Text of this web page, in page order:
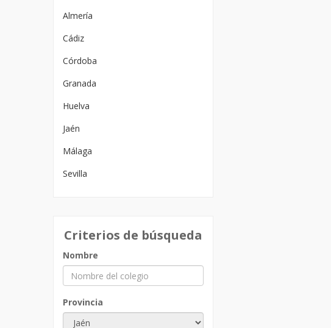
Almería
Cádiz
Córdoba
Granada
Huelva
Jaén
Málaga
Sevilla
Criterios de búsqueda
Nombre
Provincia